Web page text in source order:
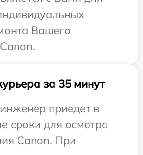
Вашего
за 35 минут
приедет в
сроки для осмотра
Canon. При